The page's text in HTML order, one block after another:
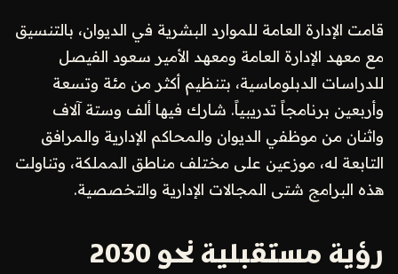
قامت الإدارة العامة للموارد البشرية في الديوان، بالتنسيق
مع معهد الإدارة العامة ومعهد الأمير سعود الفيصل
للدراسات الدبلوماسية، بتنظيم أكثر من مئة وتسعة
وأربعين برنامجاً تدريبياً. شارك فيها ألف وستة آلاف
واثنان من موظفي الديوان والمحاكم الإدارية والمرافق
التابعة له، موزعين على مختلف مناطق المملكة، وتناولت
هذه البرامج شتى المجالات الإدارية والتخصصية.
رؤية مستقبلية نحو 2030